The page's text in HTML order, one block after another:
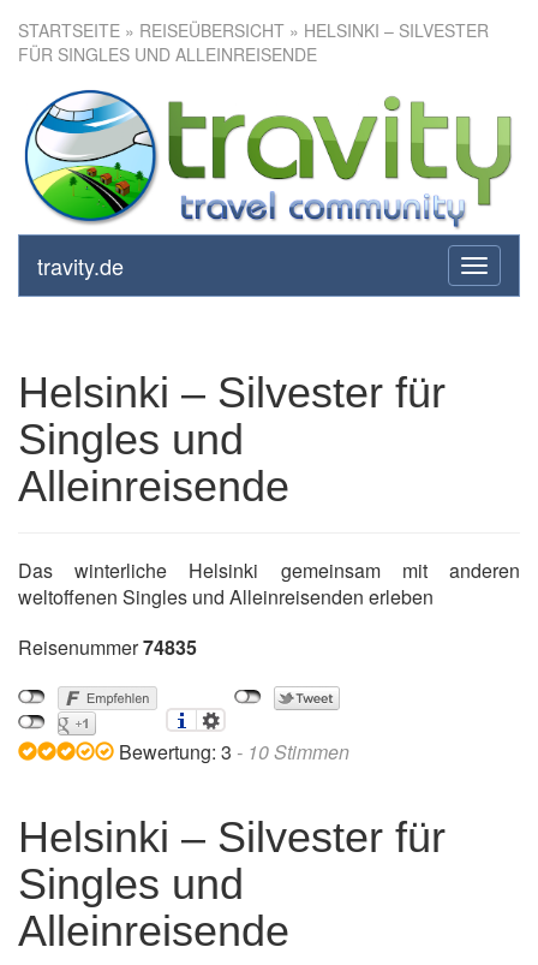
STARTSEITE » REISEÜBERSICHT » HELSINKI – SILVESTER
FÜR SINGLES UND ALLEINREISENDE
toggle
travity.de
Helsinki – Silvester für Singles
und Alleinreisende
Helsinki – Silvester für
Singles und
Alleinreisende
Das winterliche Helsinki gemeinsam mit anderen
weltoffenen Singles und Alleinreisenden erleben
Reisenummer74835
Bewertung: 3 - 10Stimmen
Helsinki – Silvester für
Singles und
Alleinreisende